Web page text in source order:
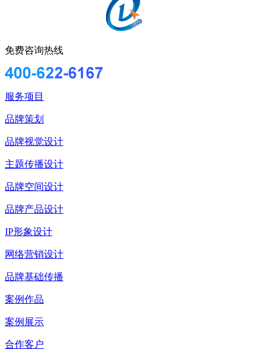
免费咨询热线
服务项目
品牌策划
品牌视觉设计
主题传播设计
品牌空间设计
品牌产品设计
IP形象设计
网络营销设计
品牌基础传播
案例作品
案例展示
合作客户